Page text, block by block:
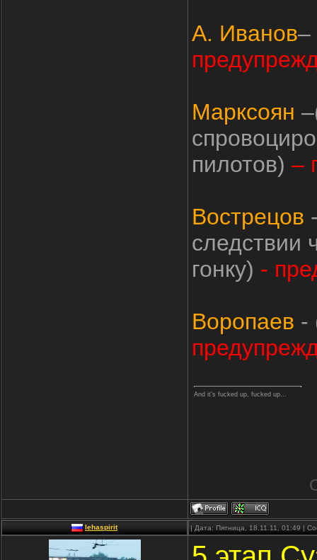
А. Иванов–
Марксоян
пилотов) –
Вострецов
следствии
гонку) -
Воропаев -
And it's fucked up, fucked up...
lehaspirit | Дата: Пятница, 18.11.11, 01:49 |